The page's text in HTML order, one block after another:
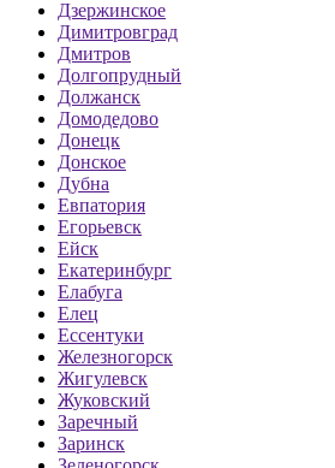
Дзержинское
Димитровград
Дмитров
Долгопрудный
Должанск
Домодедово
Донецк
Донское
Дубна
Евпатория
Егорьевск
Ейск
Екатеринбург
Елабуга
Елец
Ессентуки
Железногорск
Жигулевск
Жуковский
Заречный
Заринск